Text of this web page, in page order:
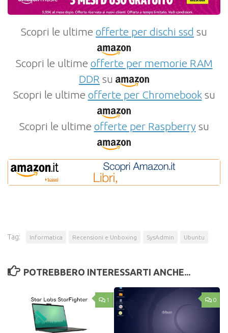
Scopri le ultime offerte per dischi ssd su
Scopri le ultime offerte per memorie RAM
DDR su
Scopri le ultime offerte per Chromebooksu
Scopri le ultime offerte per Raspberrysu
Tag: Informatica Recensioni e Unboxing SysAdmin Ubuntu
POTREBBERO INTERESSARTI ANCHE...
1 0